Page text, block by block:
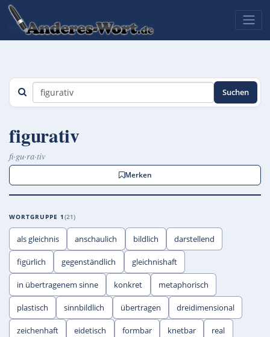
Suchen
figurativ
fi·gu·ra·tiv
Merken
WORTGRUPPE 1 21
als gleichnis anschaulich bildlich darstellend
figürlich gegenständlich gleichnishaft
in übertragenem sinne konkret metaphorisch
plastisch sinnbildlich übertragen dreidimensional
zeichenhaft eidetisch formbar knetbar real